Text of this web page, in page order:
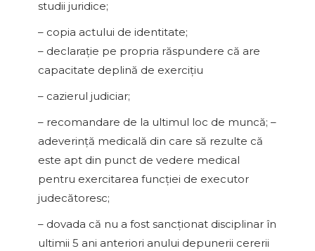
studii juridice;
– copia actului de identitate;
– declaraţie pe propria răspundere că are
capacitate deplină de exerciţiu
– cazierul judiciar;
– recomandare de la ultimul loc de muncă; –
adeverinţă medicală din care să rezulte că
este apt din punct de vedere medical
pentru exercitarea funcţiei de executor
judecătoresc;
– dovada că nu a fost sancţionat disciplinar în
ultimii 5 ani anteriori anului depunerii cererii